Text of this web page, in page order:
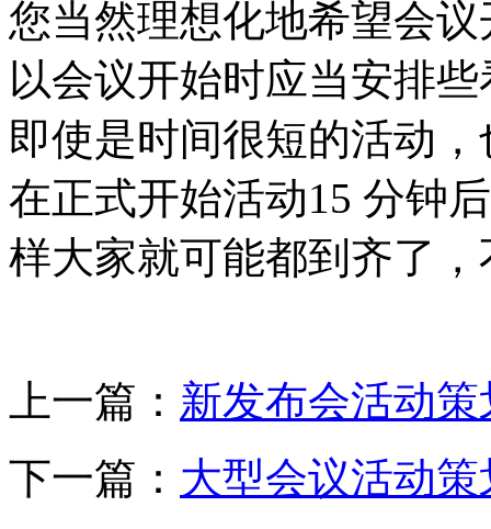
您当然理想化地希望会
以会议开始时应当安排
即使是时间很短的活动
在正式开始活动15 分钟
样大家就可能都到齐了
上一篇： 新发布会活动
下一篇： 大型会议活动